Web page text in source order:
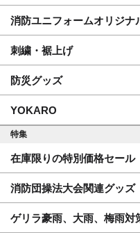
消防ユニフォームオリジナ
刺繍・裾上げ
防災グッズ
YOKARO
特集
在庫限りの特別価格セール
消防団操法大会関連グッズ
ゲリラ豪雨、大雨、梅雨対